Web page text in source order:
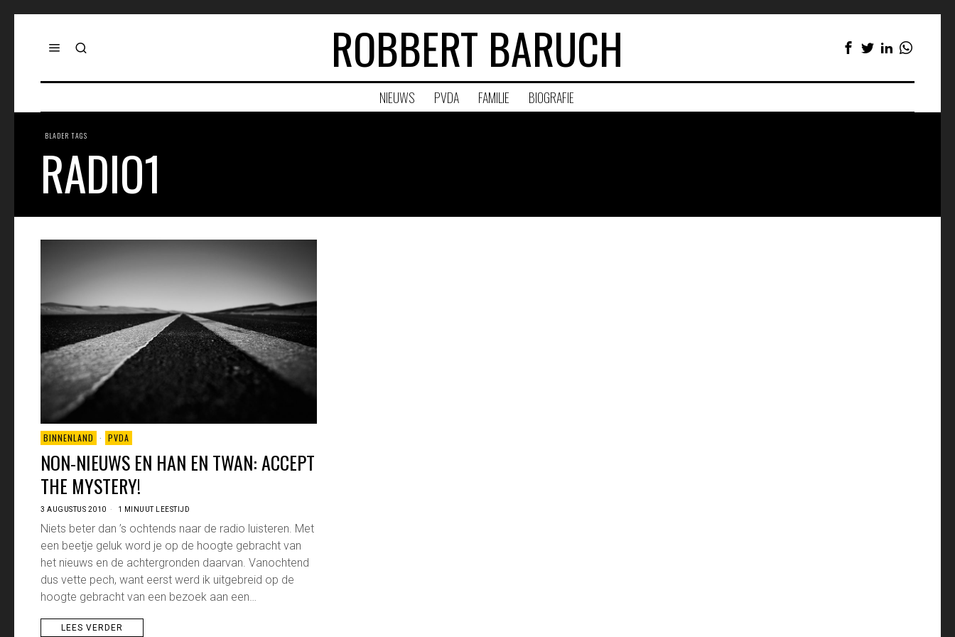
ROBBERT BARUCH
NIEUWS PVDA FAMILIE BIOGRAFIE
BLADER TAGS
RADIO1
BINNENLAND · PVDA
NON-NIEUWS EN HAN EN TWAN: ACCEPT
THE MYSTERY!
3 AUGUSTUS 2010 1 MINUUT LEESTIJD
Niets beter dan ’s ochtends naar de radio luisteren. Met
een beetje geluk word je op de hoogte gebracht van
het nieuws en de achtergronden daarvan. Vanochtend
dus vette pech, want eerst werd ik uitgebreid op de
hoogte gebracht van een bezoek aan een…
LEES VERDER